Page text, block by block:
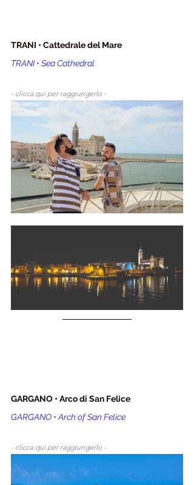
TRANI • Cattedrale del Mare
TRANI • Sea Cathedral
- clicca qui per raggiungerlo -
GARGANO • Arco di San Felice
GARGANO • Arch of San Felice
- clicca qui per raggiungerlo -